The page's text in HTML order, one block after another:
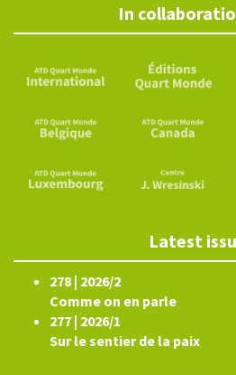
In
Latest
278 | 2026/2
Comme on en parle
277 | 2026/1
Sur le sentier de la paix